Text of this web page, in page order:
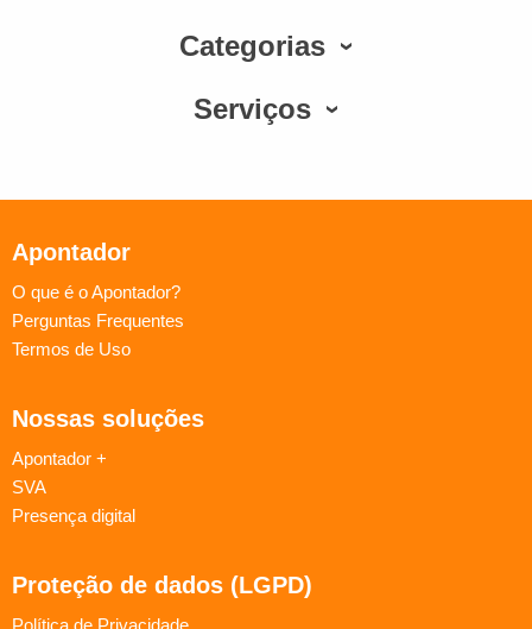
Categorias
Serviços
Apontador
O que é o Apontador?
Perguntas Frequentes
Termos de Uso
Nossas soluções
Apontador +
SVA
Presença digital
Proteção de dados (LGPD)
Política de Privacidade